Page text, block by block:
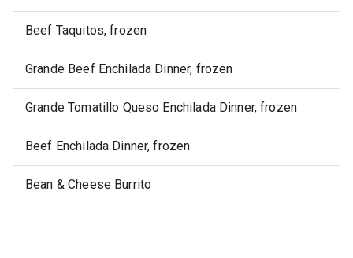
Beef Taquitos, frozen
Grande Beef Enchilada Dinner, frozen
Grande Tomatillo Queso Enchilada Dinner, frozen
Beef Enchilada Dinner, frozen
Bean & Cheese Burrito